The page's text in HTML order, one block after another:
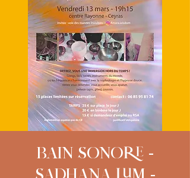
BAIN SONORE -
SADHANA LUM -